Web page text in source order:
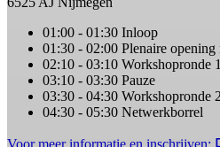
01:00 - 01:30 Inloop
01:30 - 02:00 Plenaire opening
02:10 - 03:10 Workshopronde 1
03:10 - 03:30 Pauze
03:30 - 04:30 Workshopronde 2
04:30 - 05:30 Netwerkborrel